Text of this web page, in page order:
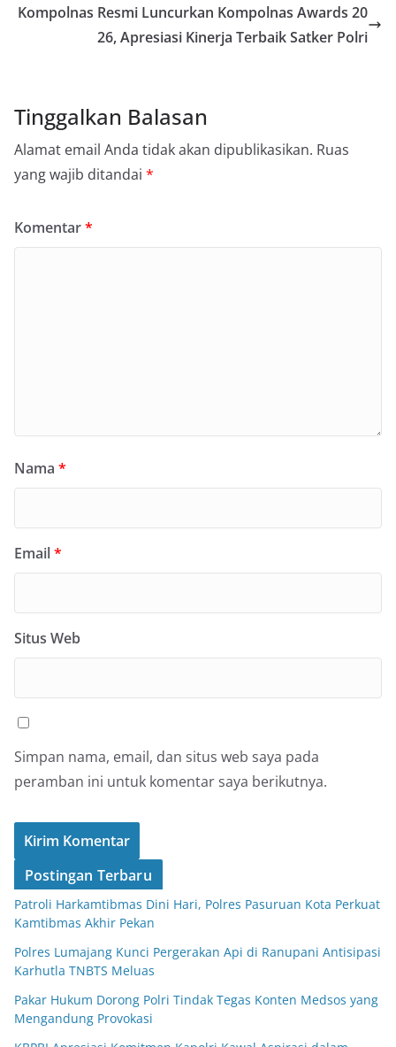
Kompolnas Resmi Luncurkan Kompolnas Awards 20
26, Apresiasi Kinerja Terbaik Satker Polri
Tinggalkan Balasan
Alamat email Anda tidak akan dipublikasikan. Ruas
yang wajib ditandai *
Komentar*
Nama *
Email*
Situs Web
Simpan nama, email, dan situs web saya pada
peramban ini untuk komentar saya berikutnya.
Postingan Terbaru
Patroli Harkamtibmas Dini Hari, Polres Pasuruan Kota Perkuat
Kamtibmas Akhir Pekan
Polres Lumajang Kunci Pergerakan Api di Ranupani Antisipasi
Karhutla TNBTS Meluas
Pakar Hukum Dorong Polri Tindak Tegas Konten Medsos yang
Mengandung Provokasi